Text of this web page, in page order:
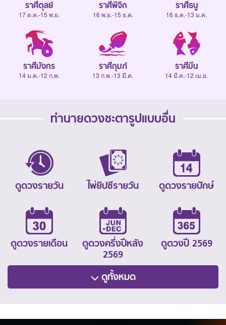
ราศีตุลย์
17 ต.ค.-15 พ.ย.
ราศีพิจิก
16 พ.ย.-15 ธ.ค.
ราศีธนู
16 ธ.ค.-13 ม.ค.
ราศีมังกร
14 ม.ค.-12 ก.พ.
ราศีกุมภ์
13 ก.พ.-13 มี.ค.
ราศีมีน
14 มี.ค.-12 เม.ย.
ทำนายดวงชะตารูปแบบอื่น
ดูดวงรายวัน ไพ่ยิปซีรายวัน ดูดวงรายปักษ์
ดูดวงรายเดือน
ดูดวงครึ่งปีหลัง
2569
ดูดวงปี 2569
ดูทั้งหมด